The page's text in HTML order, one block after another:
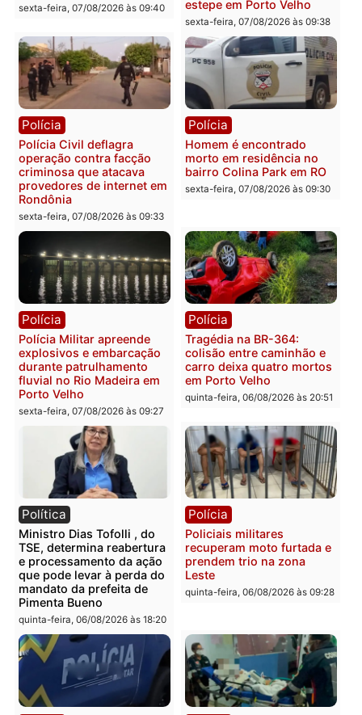
Você também vai querer ler...
Polícia
Polícia Federal apreende
400 quilos de drogas e
prende motorista em RO
sexta-feira, 07/08/2026 às 09:40
Polícia
Casal é preso pela PRF
com mais de 72 quilos
mercúrio escondidos em
Polícia
Polícia Civil deflagra
operação contra facção
criminosa que atacava
provedores de internet em
sexta-feira, 07/08/2026 às 09:33
Polícia
Homem é encontrado
morto em residência no
bairro Colina Park em RO
Polícia
Polícia Militar apreende
explosivos e embarcação
durante patrulhamento
fluvial no Rio Madeira em
Porto Velho
sexta-feira, 07/08/2026 às 09:27
Polícia
Tragédia na BR-364:
colisão entre caminhão e
quinta-feira, 06/08/2026 às